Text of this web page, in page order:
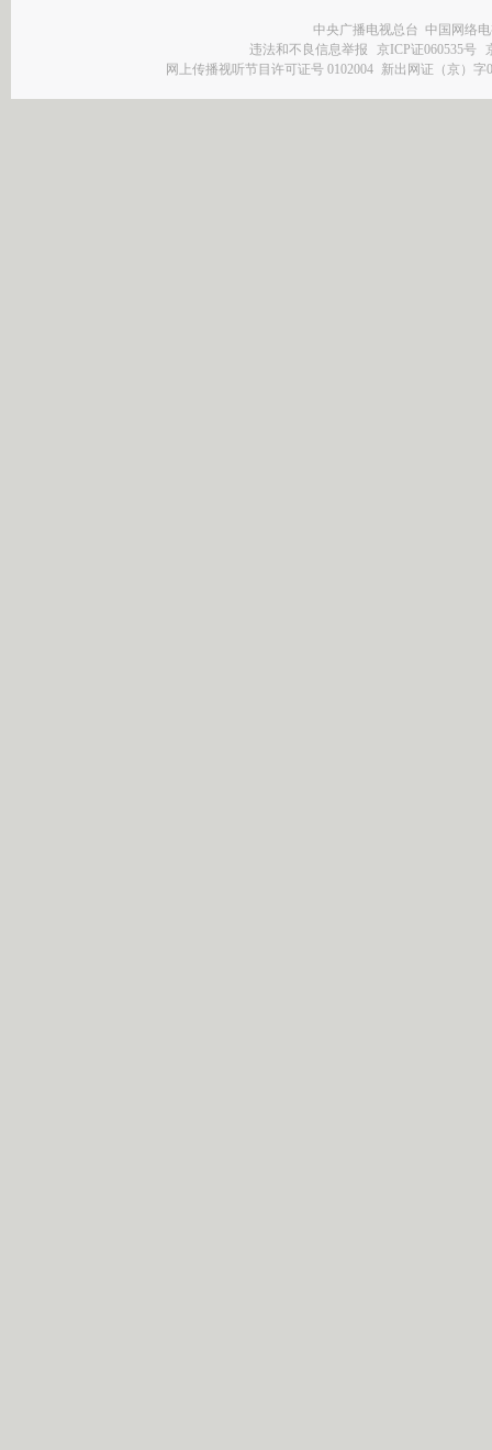
中央广播电视总台 中国网络
违法和不良信息举报
京ICP证060535号
网上传播视听节目许可证号 0102004 新出网证（京）